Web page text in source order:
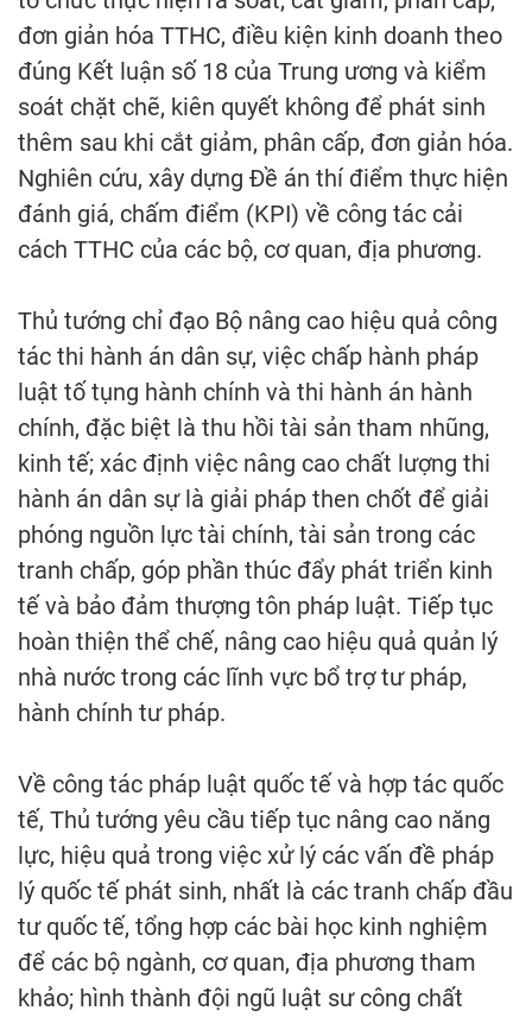
đơn giản hóa TTHC, điều kiện kinh doanh theo
đúng Kết luận số 18 của Trung ương và kiểm
soát chặt chẽ, kiên quyết không để phát sinh
thêm sau khi cắt giảm, phân cấp, đơn giản hóa.
Nghiên cứu, xây dựng Đề án thí điểm thực hiện
đánh giá, chấm điểm (KPI) về công tác cải
cách TTHC của các bộ, cơ quan, địa phương.
Thủ tướng chỉ đạo Bộ nâng cao hiệu quả công
tác thi hành án dân sự, việc chấp hành pháp
luật tố tụng hành chính và thi hành án hành
chính, đặc biệt là thu hồi tài sản tham nhũng,
kinh tế; xác định việc nâng cao chất lượng thi
hành án dân sự là giải pháp then chốt để giải
phóng nguồn lực tài chính, tài sản trong các
tranh chấp, góp phần thúc đẩy phát triển kinh
tế và bảo đảm thượng tôn pháp luật. Tiếp tục
hoàn thiện thể chế, nâng cao hiệu quả quản lý
nhà nước trong các lĩnh vực bổ trợ tư pháp,
hành chính tư pháp.
Về công tác pháp luật quốc tế và hợp tác quốc
tế, Thủ tướng yêu cầu tiếp tục nâng cao năng
lực, hiệu quả trong việc xử lý các vấn đề pháp
lý quốc tế phát sinh, nhất là các tranh chấp đầu
tư quốc tế, tổng hợp các bài học kinh nghiệm
để các bộ ngành, cơ quan, địa phương tham
khảo; hình thành đội ngũ luật sư công chất